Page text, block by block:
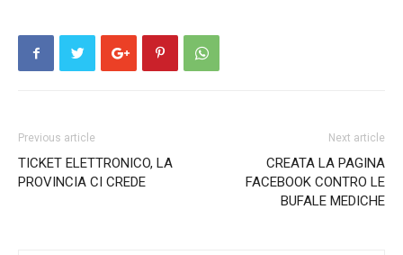
Previous article
TICKET ELETTRONICO, LA
PROVINCIA CI CREDE
Next article
CREATA LA PAGINA
FACEBOOK CONTRO LE
BUFALE MEDICHE